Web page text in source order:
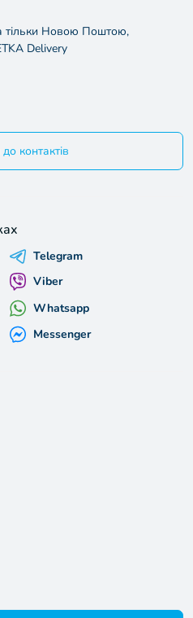
тільки Новою Поштою,
Delivery
контактів
Telegram
Viber
Whatsapp
Messenger